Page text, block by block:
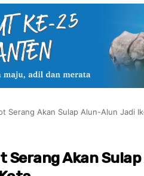
Serang Akan Sulap Alun-Alun Jadi
Serang Akan